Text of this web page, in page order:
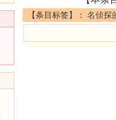
【条目标签】： 名侦探